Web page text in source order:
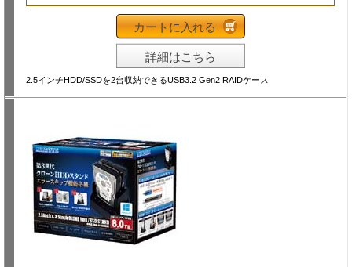
カートに入れる
詳細はこちら
2.5インチHDD/SSDを2台収納できるUSB3.2 Gen2 RAIDケース